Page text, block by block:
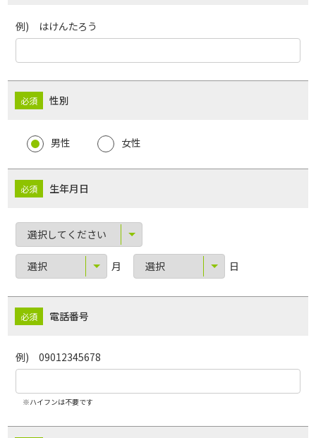
例) はけんたろう
性別
男性 女性
生年月日
月 日
電話番号
例) 09012345678
※ハイフンは不要です